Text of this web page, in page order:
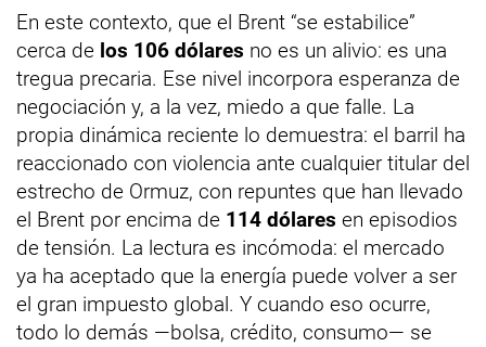
En este contexto, que el Brent “se estabilice”
cerca de los 106 dólares no es un alivio: es una
tregua precaria. Ese nivel incorpora esperanza de
negociación y, a la vez, miedo a que falle. La
propia dinámica reciente lo demuestra: el barril ha
reaccionado con violencia ante cualquier titular del
estrecho de Ormuz, con repuntes que han llevado
el Brent por encima de 114 dólares en episodios
de tensión. La lectura es incómoda: el mercado
ya ha aceptado que la energía puede volver a ser
el gran impuesto global. Y cuando eso ocurre,
todo lo demás —bolsa, crédito, consumo— se